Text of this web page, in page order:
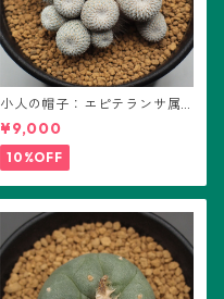
小人の帽子：エピテランサ属
(B01)
¥9,000
10%OFF